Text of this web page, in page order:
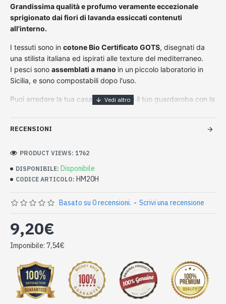
Grandissima qualità e profumo veramente eccezionale
sprigionato dai fiori di lavanda essiccati contenuti
all'interno.
I tessuti sono in cotone Bio Certificato GOTS, disegnati da
una stilista italiana ed ispirati alle texture del mediterraneo.
I pesci sono assemblati a mano in un piccolo laboratorio in
Sicilia, e sono compostabili dopo l'uso.
Puoi arredare la tua casa e profumare il tuo guardaroba con la
per profumare la tua macchina
nella maniglia della porta come profumatore
in camera da letto per conciliare il sonno
misura cm 17
RECENSIONI
DISPONIBILE: Disponibile
CODICE ARTICOLO: HM20H
PRODUCT VIEWS: 1762
Basato su 0 recensioni. - Scrivi una recensione
9,20€
Imponibile: 7,54€